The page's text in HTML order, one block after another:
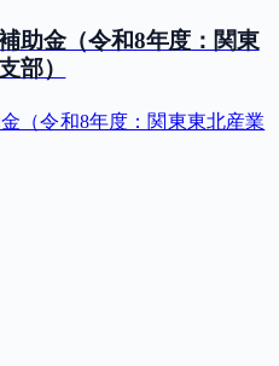
助金（令和8年度：関東
部）
（令和8年度：関東東北産業